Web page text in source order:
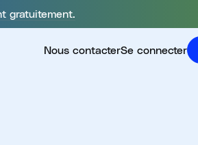
gratuitement.
Nous contacterSe connecter